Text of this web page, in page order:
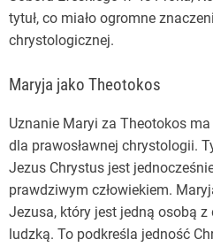
tytuł, co miało ogromne
chrystologicznej.
Maryja jako Theotokos
Uznanie Maryi za Theotokos
dla prawosławnej chrystologii.
Jezus Chrystus jest
prawdziwym człowiekiem.
Jezusa, który jest jedną osobą
ludzką. To podkreśla jedność